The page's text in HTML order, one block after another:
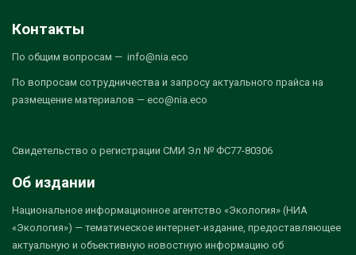
Контакты
По общим вопросам — info@nia.eco
По вопросам сотрудничества и запросу актуального прайса на
размещение материалов — eco@nia.eco
Свидетельство о регистрации СМИ Эл № ФС77-80306
Об издании
Национальное информационное агентство «Экология» (НИА
«Экология») — тематическое интернет-издание, предоставляющее
актуальную и объективную новостную информацию об